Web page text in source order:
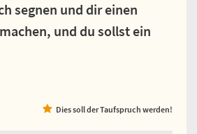
segnen und dir einen
und du sollst ein
Dies soll der Taufspruch werden!